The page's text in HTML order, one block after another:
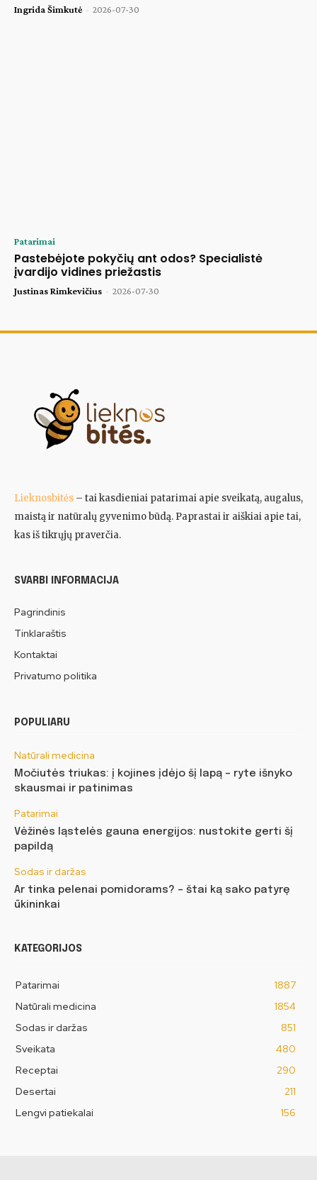
Ingrida Šimkutė - 2026-07-30
Patarimai
Pastebėjote pokyčių ant odos? Specialistė
įvardijo vidines priežastis
Justinas Rimkevičius - 2026-07-30
Lieknosbitės – tai kasdieniai patarimai apie sveikatą, augalus,
maistą ir natūralų gyvenimo būdą. Paprastai ir aiškiai apie tai,
kas iš tikrųjų praverčia.
SVARBI INFORMACIJA
Pagrindinis
Tinklaraštis
Kontaktai
Privatumo politika
POPULIARU
Natūrali medicina
Močiutės triukas: į kojines įdėjo šį lapą – ryte išnyko
skausmai ir patinimas
Patarimai
Vėžinės ląstelės gauna energijos: nustokite gerti šį
papildą
Sodas ir daržas
Ar tinka pelenai pomidorams? – štai ką sako patyrę
ūkininkai
KATEGORIJOS
Patarimai
1887
Natūrali medicina
1854
Sodas ir daržas
851
Sveikata
480
Receptai
290
Desertai
211
Lengvi patiekalai
156